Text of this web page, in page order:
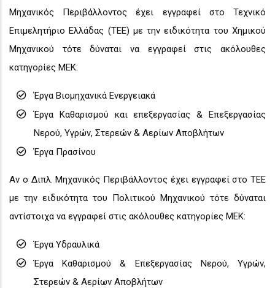
Μηχανικός Περιβάλλοντος έχει εγγραφεί στο Τεχνικό
Επιμελητήριο Ελλάδας (ΤΕΕ) με την ειδικότητα του Χημικού
Μηχανικού τότε δύναται να εγγραφεί στις ακόλουθες
κατηγορίες ΜΕΚ:
Έργα Βιομηχανικά Ενεργειακά
Έργα Καθαρισμού και επεξεργασίας & Επεξεργασίας
Νερού, Υγρών, Στερεών & Αερίων Αποβλήτων
Έργα Πρασίνου
Αν ο Διπλ. Μηχανικός Περιβάλλοντος έχει εγγραφεί στο ΤΕΕ
με την ειδικότητα του Πολιτικού Μηχανικού τότε δύναται
αντίστοιχα να εγγραφεί στις ακόλουθες κατηγορίες ΜΕΚ:
Έργα Υδραυλικά
Έργα Καθαρισμού & Επεξεργασίας Νερού, Υγρών,
Στερεών & Αερίων Αποβλήτων